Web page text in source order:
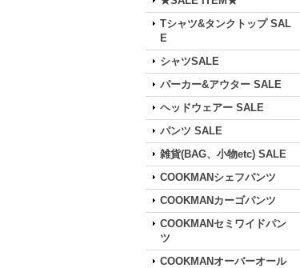
Tシャツ&タンクトップ SAL
E
シャツSALE
パーカー&アウター SALE
ヘッドウェアー SALE
パンツ SALE
雑貨(BAG、小物etc) SALE
COOKMANシェフパンツ
COOKMANカーゴパンツ
COOKMANセミワイドパン
ツ
COOKMANオーバーオール